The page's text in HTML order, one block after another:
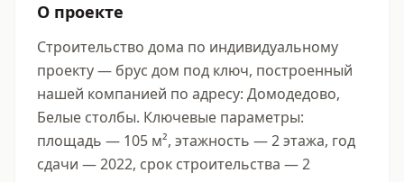
О проекте
Строительство дома по индивидуальному
проекту — брус дом под ключ, построенный
нашей компанией по адресу: Домодедово,
Белые столбы. Ключевые параметры:
площадь — 105 м², этажность — 2 этажа, год
сдачи — 2022, срок строительства — 2